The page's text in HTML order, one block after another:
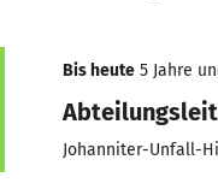
Bis heute 5 Jahre
Johanniter-Unfall-